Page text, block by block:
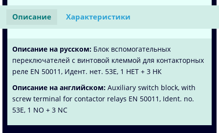
Описание Характеристики
Описание на русском: Блок вспомогательных
переключателей с винтовой клеммой для контакторных
реле EN 50011, Идент. нет. 53E, 1 НЕТ + 3 НК
Описание на английском: Auxiliary switch block, with
screw terminal for contactor relays EN 50011, Ident. no.
53E, 1 NO + 3 NC